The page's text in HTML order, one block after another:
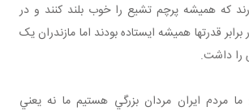
که هميشه پرچم تشيع را خوب بلند کنند و در
برابر قدرت ها هميشه ايستاده بودند اما مازندران يک
داشت.
ما مردم ايران مردان بزرگي هستيم ما نه يعني